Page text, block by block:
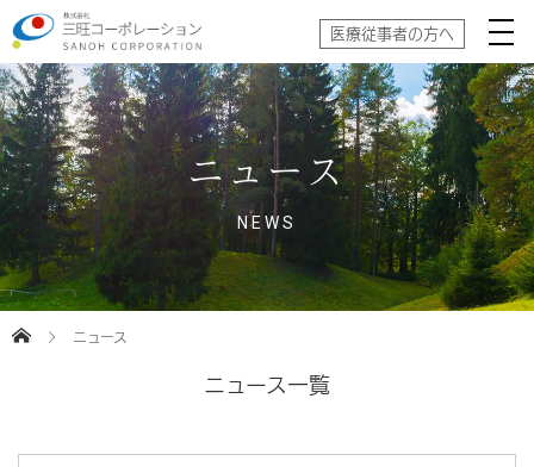
医療従事者の方へ
ニュース
NEWS
ニュース
ニュース一覧